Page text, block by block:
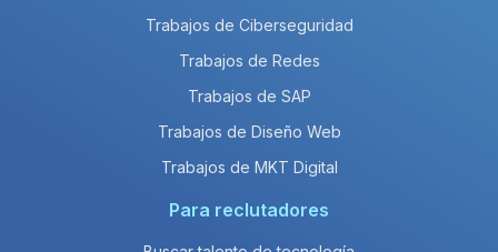
Trabajos de Ciberseguridad
Trabajos de Redes
Trabajos de SAP
Trabajos de Diseño Web
Trabajos de MKT Digital
Para reclutadores